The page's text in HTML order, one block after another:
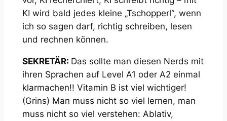
KI wird bald jedes kleine „Tschopperl“, wenn
ich so sagen darf, richtig schreiben, lesen
und rechnen können.
SEKRETÄR: Das sollte man diesen Nerds mit
ihren Sprachen auf Level A1 oder A2 einmal
klarmachen!! Vitamin B ist viel wichtiger!
(Grins) Man muss nicht so viel lernen, man
muss nicht so viel verstehen: Ablativ,